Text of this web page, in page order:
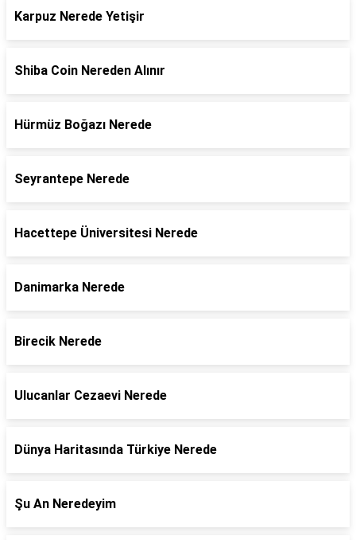
Karpuz Nerede Yetişir
Shiba Coin Nereden Alınır
Hürmüz Boğazı Nerede
Seyrantepe Nerede
Hacettepe Üniversitesi Nerede
Danimarka Nerede
Birecik Nerede
Ulucanlar Cezaevi Nerede
Dünya Haritasında Türkiye Nerede
Şu An Neredeyim